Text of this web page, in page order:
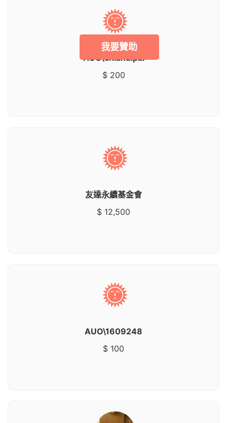
AUO\chiahuipai
$ 200
友達永續基金會
$ 12,500
AUO\1609248
$ 100
我要贊助